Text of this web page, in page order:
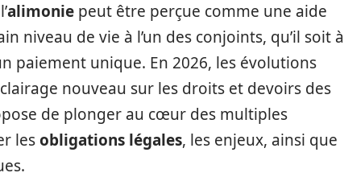
alimonie peut être perçue comme une aide
niveau de vie à l’un des conjoints, qu’il soit à
paiement unique. En 2026, les évolutions
nouveau sur les droits et devoirs des
de plonger au cœur des multiples
lesobligations légales, les enjeux, ainsi que